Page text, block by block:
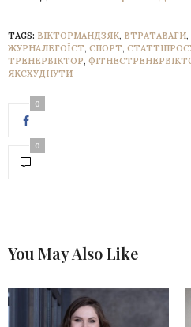
TAGS: ВІКТОРМАНДЗЯК, ВТРАТАВАГИ,
ЖУРНАЛЕГОЇСТ, СПОРТ,
ТРЕНЕРВІКТОР,
ЯКСХУДНУТИ
0
0
You May Also Like